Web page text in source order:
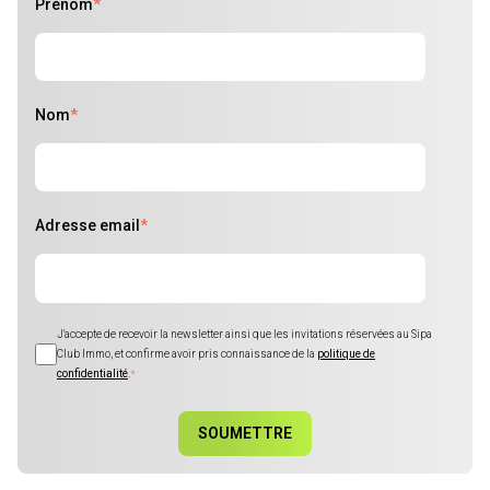
Prénom*
Nom*
Adresse email *
J'accepte de recevoir la newsletter ainsi que les invitations réservées au Sipa
Club Immo, et confirme avoir pris connaissance de la politique de
confidentialité*